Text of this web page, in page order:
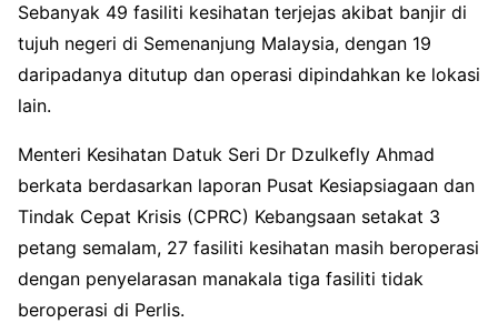
Sebanyak 49 fasiliti kesihatan terjejas akibat banjir di
tujuh negeri di Semenanjung Malaysia, dengan 19
daripadanya ditutup dan operasi dipindahkan ke lokasi
lain.
Menteri Kesihatan Datuk Seri Dr Dzulkefly Ahmad
berkata berdasarkan laporan Pusat Kesiapsiagaan dan
Tindak Cepat Krisis (CPRC) Kebangsaan setakat 3
petang semalam, 27 fasiliti kesihatan masih beroperasi
dengan penyelarasan manakala tiga fasiliti tidak
beroperasi di Perlis.